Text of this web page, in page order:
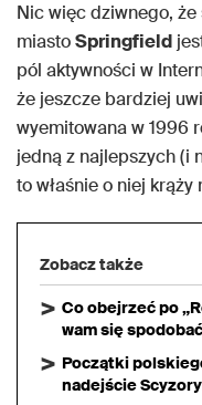
Nic więc dziwnego, że
miastoSpringfield
pól aktywności w
że jeszcze bardziej
wyemitowana w 1996
jedną z najlepszych (i
to właśnie o niej krąży
Zobacz także
Co obejrzeć po
wam się spodobać
Początki
nadejście